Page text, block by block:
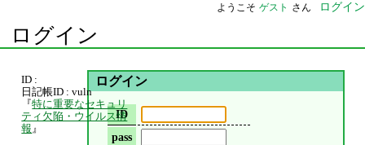
ようこそ ゲスト さん ログイン
ログイン
ログイン
ID
pass
ID :
日記帳ID : vuln
『特に重要なセキュリ
ティ欠陥・ウイルス情
報 』